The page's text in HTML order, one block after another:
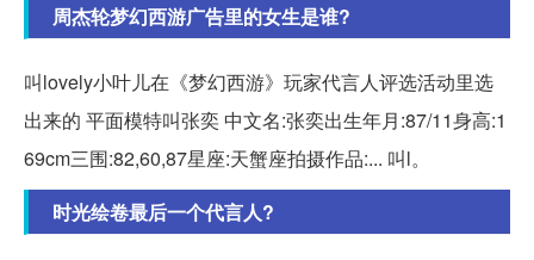
周杰轮梦幻西游广告里的女生是谁?
叫lovely小叶儿在《梦幻西游》玩家代言人评选活动里选
出来的 平面模特叫张奕 中文名:张奕出生年月:87/11身高:1
69cm三围:82,60,87星座:天蟹座拍摄作品:... 叫l。
时光绘卷最后一个代言人?